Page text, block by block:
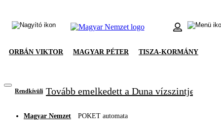
ORBÁN VIKTOR MAGYAR PÉTER TISZA-KORMÁNY
Rendkívüli Tovább emelkedett a Duna vízszintje,
Magyar Nemzet POKET automata